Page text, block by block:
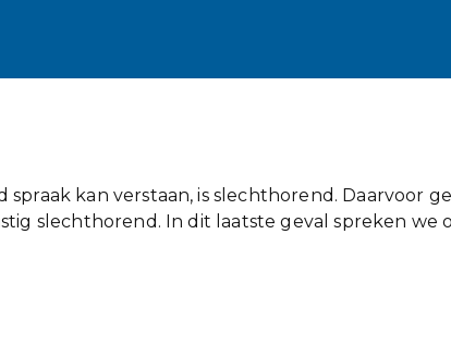
spraak kan verstaan, is slechthorend. Daarvoor
slechthorend. In dit laatste geval spreken we